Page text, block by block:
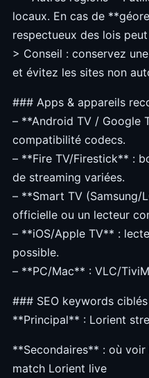
locaux. En cas de
respectueux des lois
> Conseil : conservez
et évitez les sites non
### Apps & appareils
– **Android TV / Google
compatibilité codecs.
– **Fire TV/Firestick** :
de streaming variées.
– **Smart TV (Samsung/
officielle ou un lecteur
– **iOS/Apple TV** :
possible.
– **PC/Mac** : VLC/
### SEO keywords ciblés
**Principal** : Lorient
**Secondaires** : où voir
match Lorient live